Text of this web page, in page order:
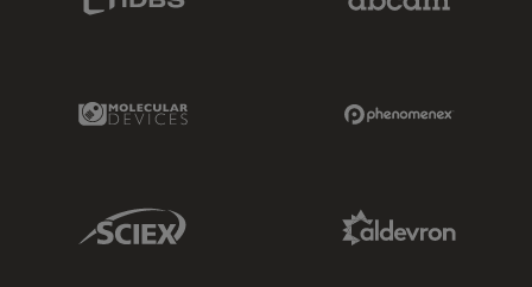
Molecular Devices Link
Sciex Link